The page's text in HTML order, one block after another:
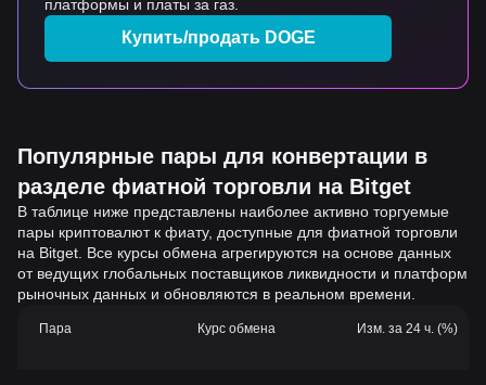
платформы и платы за газ.
Купить/продать DOGE
Популярные пары для конвертации в
разделе фиатной торговли на Bitget
В таблице ниже представлены наиболее активно торгуемые
пары криптовалют к фиату, доступные для фиатной торговли
на Bitget. Все курсы обмена агрегируются на основе данных
от ведущих глобальных поставщиков ликвидности и платформ
рыночных данных и обновляются в реальном времени.
Пара Курс обмена Изм. за 24 ч. (%)